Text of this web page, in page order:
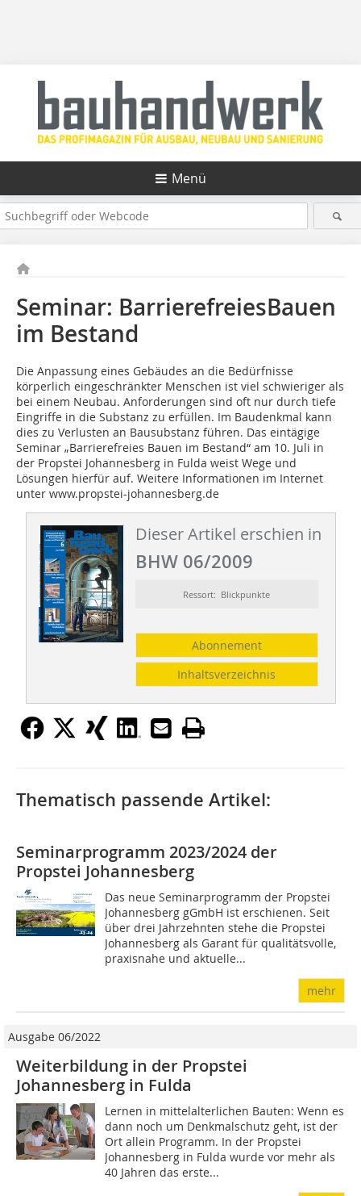
Menü
Seminar: BarrierefreiesBauen
im Bestand
Die Anpassung eines Gebäudes an die Bedürfnisse
körperlich eingeschränkter Menschen ist viel schwieriger als
bei einem Neubau. Anforderun­gen sind oft nur durch tiefe
Eingriffe in die Substanz zu erfüllen. Im Baudenkmal kann
dies zu Verlusten an Bausubstanz führen. Das eintägige
Seminar „Barrierefreies Bauen im Bestand“ am 10. Juli in
der Propstei Johannesberg in Fulda weist Wege und
Lösungen hierfür auf. Weitere Informationen im Internet
unter www.propstei-johannesberg.de
Dieser Artikel erschien in
BHW 06/2009
Ressort: Blickpunkte
Abonnement
Inhaltsverzeichnis
Thematisch passende Artikel:
Seminarprogramm 2023/2024 der
Propstei Johannesberg
Das neue Seminarprogramm der Propstei
Johannesberg gGmbH ist erschienen. Seit
über drei Jahrzehnten stehe die Propstei
Johannesberg als Garant für qualitätsvolle,
praxisnahe und aktuelle...
mehr
Ausgabe 06/2022
Weiterbildung in der Propstei
Johannesberg in Fulda
Lernen in mittelalterlichen Bauten: Wenn es
dann noch um Denkmalschutz geht, ist der
Ort allein Programm. In der Propstei
Johannesberg in Fulda wurde vor mehr als
40 Jahren das erste...